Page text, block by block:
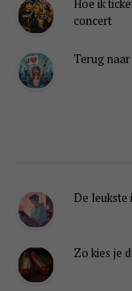
Hoe ik
concert
Terug
De leukste
Zo kies je